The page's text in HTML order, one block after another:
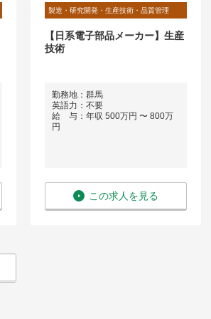
製造・研究開発・生産技術・品質管理
【日系電子部品メーカー】生産
技術
勤務地：群馬
英語力：不要
給 与：年収 500万円 〜 800万
円
この求人を見る